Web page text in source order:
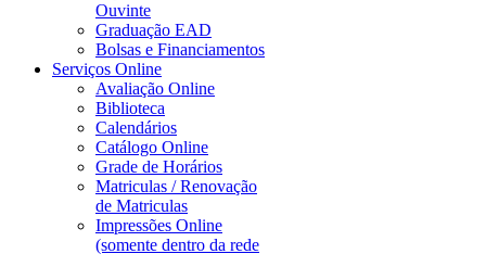
Ouvinte
Graduação EAD
Bolsas e Financiamentos
Serviços Online
Avaliação Online
Biblioteca
Calendários
Catálogo Online
Grade de Horários
Matriculas / Renovação
de Matriculas
Impressões Online
(somente dentro da rede